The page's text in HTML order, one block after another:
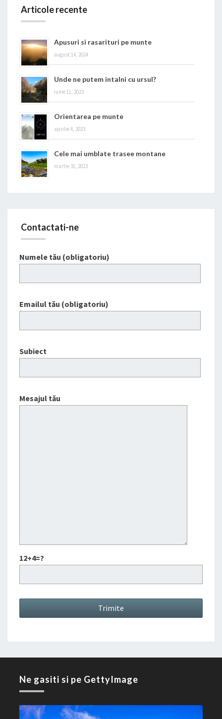
Articole recente
Apusuri si rasarituri pe munte
august 14, 2024
Unde ne putem intalni cu ursul?
iunie 11, 2023
Orientarea pe munte
aprilie 4, 2023
Cele mai umblate trasee montane
martie 31, 2023
Contactati-ne
Numele tău (obligatoriu)
Emailul tău (obligatoriu)
Subiect
Mesajul tău
12+4=?
Ne gasiti si pe GettyImage